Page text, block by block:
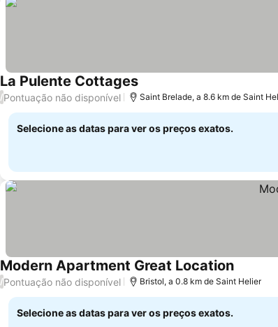
La Pulente CottagesVer preços
/Pontuação não disponível Saint Brelade, a 8.6 km de Saint
Selecione as datas para ver os preços exatos.
Modern Apartment Great LocationVer
/Pontuação não disponível Bristol, a 0.8 km de Saint Helier
Selecione as datas para ver os preços exatos.